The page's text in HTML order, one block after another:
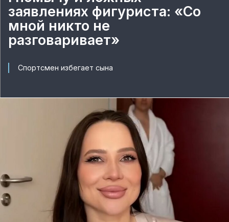
заявлениях фигуриста: «Со
мной никто не
разговаривает»
Спортсмен избегает сына